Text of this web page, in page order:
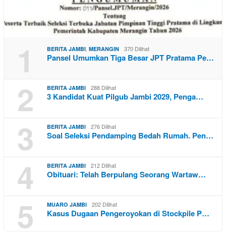
1 BERITA JAMBI, MERANGIN 370 Dilihat
Pansel Umumkan Tiga Besar JPT Pratama Pe…
2 BERITA JAMBI 288 Dilihat
3 Kandidat Kuat Pilgub Jambi 2029, Penga…
3 BERITA JAMBI 276 Dilihat
Soal Seleksi Pendamping Bedah Rumah. Pen…
4 BERITA JAMBI 212 Dilihat
Obituari: Telah Berpulang Seorang Wartaw…
5 MUARO JAMBI 202 Dilihat
Kasus Dugaan Pengeroyokan di Stockpile P…